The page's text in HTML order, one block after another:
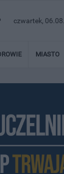
czwartek,
MIASTO